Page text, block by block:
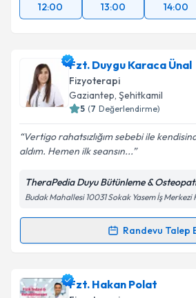
12:00
13:00 14:00
Fzt. Duygu Karaca Ünal
Fizyoterapi
Gaziantep, Şehitkamil
5 (7 Değerlendirme)
Vertigo rahatsızlığım sebebi ile
aldım. Hemen ilk seansın...
TheraPedia Duyu Bütünleme & Osteopati
Budak Mahallesi 10031 Sokak Yasem İş
Randevu Talep
Randevu Takvimi Talebi
Fzt. Duygu Karaca Ünal
Fzt. Hakan Polat